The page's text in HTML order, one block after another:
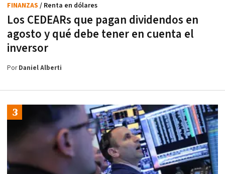
Los CEDEARs que pagan dividendos en
agosto y qué debe tener en cuenta el
inversor
FINANZAS / Renta en dólares
PorDaniel Alberti